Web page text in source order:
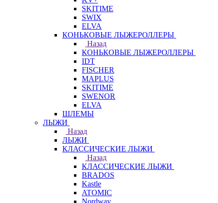
SKITIME
SWIX
ELVA
КОНЬКОВЫЕ ЛЫЖЕРОЛЛЕРЫ
Назад
КОНЬКОВЫЕ ЛЫЖЕРОЛЛЕРЫ
IDT
FISCHER
MAPLUS
SKITIME
SWENOR
ELVA
ШЛЕМЫ
ЛЫЖИ
Назад
ЛЫЖИ
КЛАССИЧЕСКИЕ ЛЫЖИ
Назад
КЛАССИЧЕСКИЕ ЛЫЖИ
BRADOS
Kastle
ATOMIC
Nordway